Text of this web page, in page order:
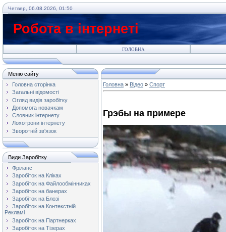
Четвер, 06.08.2026, 01:50
Робота в інтернеті
ГОЛОВНА
Меню сайту
Головна сторінка
Загальні відомості
Огляд видів заробітку
Допомога новачкам
Словник інтернету
Лохотрони інтернету
Зворотній зв'язок
Види Заробітку
Фріланс
Заробіток на Кліках
Заробіток на Файлообмінниках
Заробіток на банерах
Заробіток на Блозі
Заробіток на Контекстній
Рекламі
Заробіток на Партнерках
Заробіток на Тізерах
Головна » Відео » Спорт
Грэбы на примере